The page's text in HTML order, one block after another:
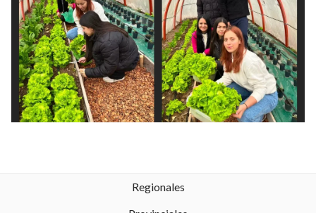
Regionales